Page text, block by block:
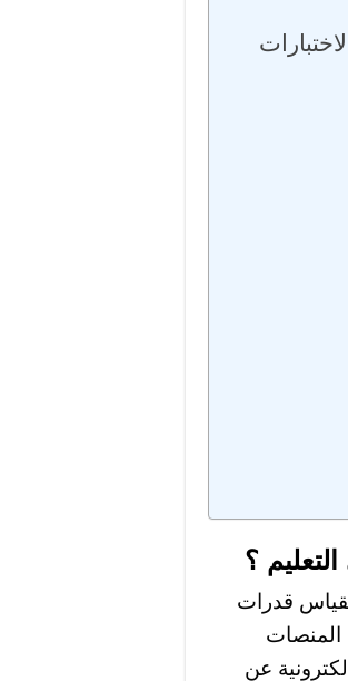
؟
قدرات
المنصات
عن